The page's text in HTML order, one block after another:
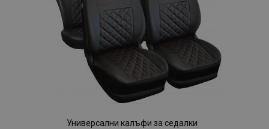
желани
продукти
Универсални калъфи за седалки